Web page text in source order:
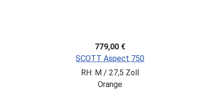
779,00 €
SCOTT Aspect 750
RH: M / 27,5 Zoll
Orange